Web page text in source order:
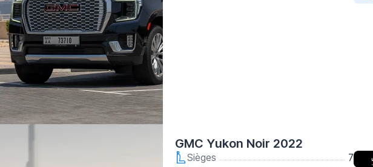
GMC Yukon Noir 2022
Sièges
7